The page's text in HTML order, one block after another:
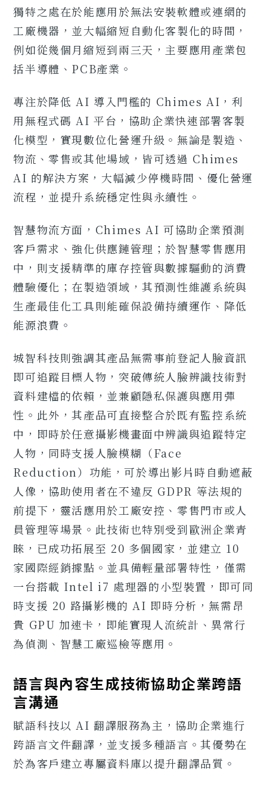
獨特之處在於能應用於無法安裝軟體或連網的
工廠機器，並大幅縮短自動化客製化的時間，
例如從幾個月縮短到兩三天，主要應用產業包
括半導體、PCB產業。
專注於降低 AI 導入門檻的 Chimes AI，利
用無程式碼 AI 平台，協助企業快速部署客製
化模型，實現數位化營運升級。無論是製造、
物流、零售或其他場域，皆可透過 Chimes
AI 的解決方案，大幅減少停機時間、優化營運
流程，並提升系統穩定性與永續性。
智慧物流方面，Chimes AI 可協助企業預測
客戶需求、強化供應鏈管理；於智慧零售應用
中，則支援精準的庫存控管與數據驅動的消費
體驗優化；在製造領域，其預測性維護系統與
生產最佳化工具則能確保設備持續運作、降低
能源浪費。
城智科技則強調其產品無需事前登記人臉資訊
即可追蹤目標人物，突破傳統人臉辨識技術對
資料建檔的依賴，並兼顧隱私保護與應用彈
性。此外，其產品可直接整合於既有監控系統
中，即時於任意攝影機畫面中辨識與追蹤特定
人物，同時支援人臉模糊（Face
Reduction）功能，可於導出影片時自動遮蔽
人像，協助使用者在不違反 GDPR 等法規的
前提下，靈活應用於工廠安控、零售門市或人
員管理等場景。此技術也特別受到歐洲企業青
睞，已成功拓展至 20 多個國家，並建立 10
家國際經銷據點。並具備輕量部署特性，僅需
一台搭載 Intel i7 處理器的小型裝置，即可同
時支援 20 路攝影機的 AI 即時分析，無需昂
貴 GPU 加速卡，即能實現人流統計、異常行
為偵測、智慧工廠巡檢等應用。
語言與內容生成技術協助企業跨語
言溝通
賦語科技以 AI 翻譯服務為主，協助企業進行
跨語言文件翻譯，並支援多種語言。其優勢在
於為客戶建立專屬資料庫以提升翻譯品質。